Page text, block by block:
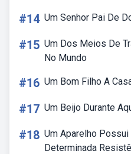
#14 Um Senhor Pai De
#15 Um Dos Meios De
No Mundo
#16 Um Bom Filho A
#17 Um Beijo Durante
#18 Um Aparelho
Determinada